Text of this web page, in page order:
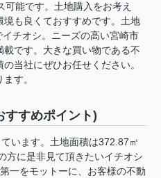
可能です。土地購入をお考え
も良くておすすめです。土地
チオシ。ニーズの高い宮崎市
載です。大きな買い物である不
当社にぜひお任せください。
す。
すめポイント)
います。土地面積は372.87㎡
方に是非見て頂きたいイチオシ
一をモットーに、お客様の不動